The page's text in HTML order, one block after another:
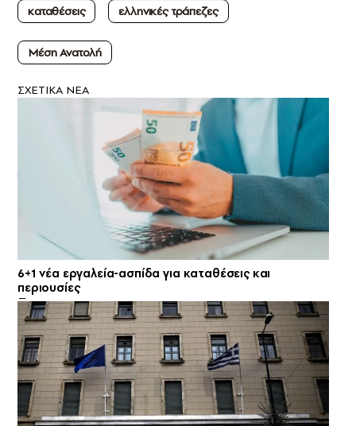
καταθέσεις
ελληνικές τράπεζες
Μέση Ανατολή
ΣXETIKA NEA
6+1 νέα εργαλεία-ασπίδα για καταθέσεις και
περιουσίες